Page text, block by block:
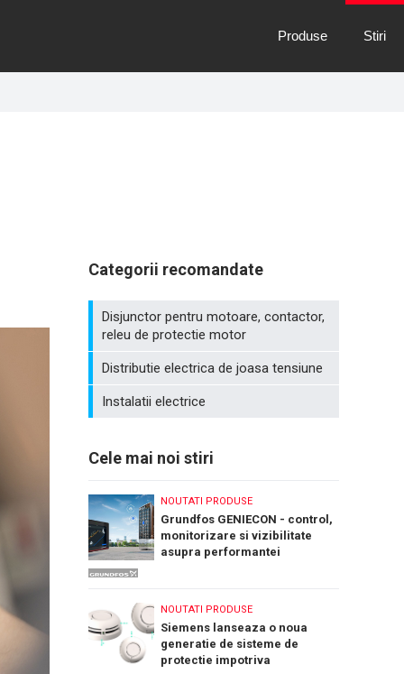
Produse Stiri
Categorii recomandate
Disjunctor pentru motoare, contactor,
releu de protectie motor
Distributie electrica de joasa tensiune
Instalatii electrice
Cele mai noi stiri
NOUTATI PRODUSE
Grundfos GENIECON - control,
monitorizare si vizibilitate
asupra performantei
NOUTATI PRODUSE
Siemens lanseaza o noua
generatie de sisteme de
protectie impotriva